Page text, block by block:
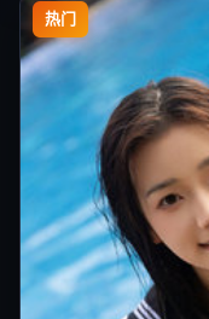
热门